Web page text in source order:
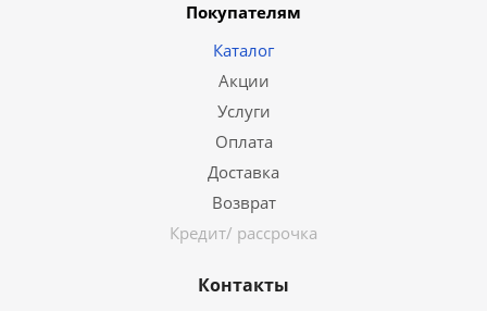
Покупателям
Каталог
Акции
Услуги
Оплата
Доставка
Возврат
Кредит/ рассрочка
Контакты